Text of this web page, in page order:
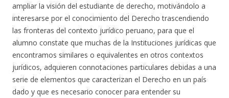
ampliar la visión del estudiante de derecho, motivándolo a
interesarse por el conocimiento del Derecho trascendiendo
las fronteras del contexto jurídico peruano, para que el
alumno constate que muchas de la Instituciones jurídicas que
encontramos similares o equivalentes en otros contextos
jurídicos, adquieren connotaciones particulares debidas a una
serie de elementos que caracterizan el Derecho en un país
dado y que es necesario conocer para entender su